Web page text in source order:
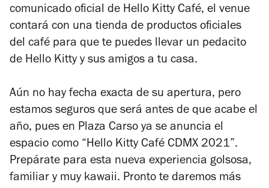
comunicado oficial de Hello Kitty Café, el venue
contará con una tienda de productos oficiales
del café para que te puedes llevar un pedacito
de Hello Kitty y sus amigos a tu casa.
Aún no hay fecha exacta de su apertura, pero
estamos seguros que será antes de que acabe el
año, pues en Plaza Carso ya se anuncia el
espacio como “Hello Kitty Café CDMX 2021”.
Prepárate para esta nueva experiencia golsosa,
familiar y muy kawaii. Pronto te daremos más